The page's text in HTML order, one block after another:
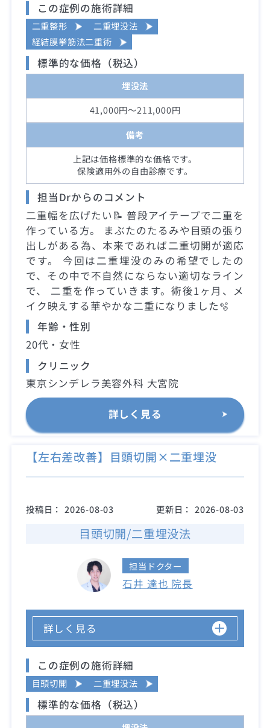
この症例の施術詳細
二重整形
二重埋没法
経結膜挙筋法二重術
標準的な価格（税込）
埋没法
41,000円～211,000円
備考
上記は価格標準的な価格です。
保険適用外の自由診療です。
担当Drからのコメント
二重幅を広げたい📝 普段アイテープで二重を
作っている方。 まぶたのたるみや目頭の張り
出しがある為、本来であれば二重切開が適応
です。 今回は二重埋没のみの希望でしたの
で、その中で不自然にならない適切なライン
で、 二重を作っていきます。術後1ヶ月、メ
イク映えする華やかな二重になりました🫧
年齢・性別
20代・女性
クリニック
東京シンデレラ美容外科 大宮院
詳しく見る
【左右差改善】目頭切開×二重埋没
投稿日： 2026-08-03 更新日： 2026-08-03
目頭切開/二重埋没法
担当ドクター
石井 達也 院長
詳しく見る
この症例の施術詳細
目頭切開 二重埋没法
標準的な価格（税込）